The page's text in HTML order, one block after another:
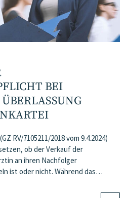
BEI
RV/7105211/2018 vom 9.4.2024)
ob der Verkauf der
an ihren Nachfolger
ist oder nicht. Während das…